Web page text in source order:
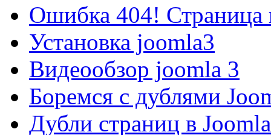
Ошибка 404! Страница
Установка joomla3
Видеообзор joomla 3
Боремся с дублями
Дубли страниц в